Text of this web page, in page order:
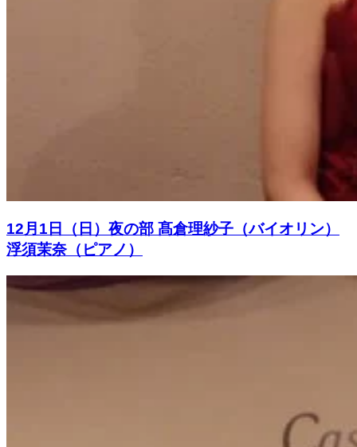
12月1日（日）夜の部 髙倉理紗子（バイオリン）
浮須茉奈（ピアノ）